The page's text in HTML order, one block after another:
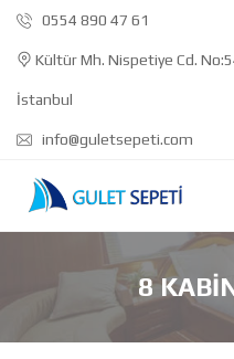
0554 890 47 61
Kültür Mh. Nispetiye Cd.
İstanbul
info@guletsepeti.com
8